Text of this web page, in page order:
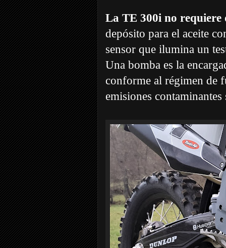
La TE 300i no requiere
depósito para el aceite
sensor que ilumina un
Una bomba es la
conforme al régimen de
emisiones